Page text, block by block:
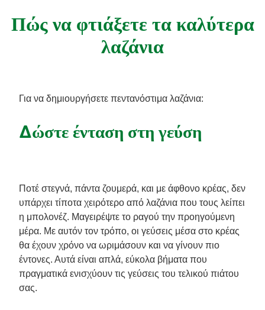
Συνταγές από την Μαργαρίτα Νικολαΐδη
Πώς να φτιάξετε τα καλύτερα
λαζάνια
Για να δημιουργήσετε πεντανόστιμα λαζάνια:
Δώστε ένταση στη γεύση
Ποτέ στεγνά, πάντα ζουμερά, και με άφθονο κρέας, δεν
υπάρχει τίποτα χειρότερο από λαζάνια που τους λείπει
η μπολονέζ. Μαγειρέψτε το ραγού την προηγούμενη
μέρα. Με αυτόν τον τρόπο, οι γεύσεις μέσα στο κρέας
θα έχουν χρόνο να ωριμάσουν και να γίνουν πιο
έντονες. Αυτά είναι απλά, εύκολα βήματα που
πραγματικά ενισχύουν τις γεύσεις του τελικού πιάτου
σας.